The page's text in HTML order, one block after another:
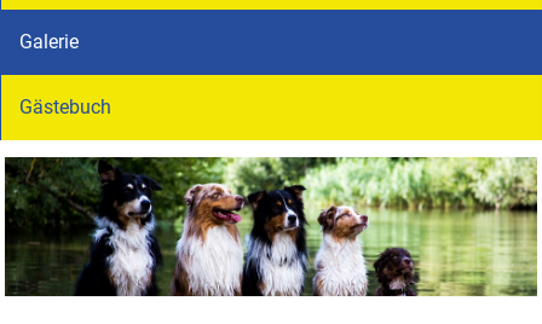
Galerie
Gästebuch